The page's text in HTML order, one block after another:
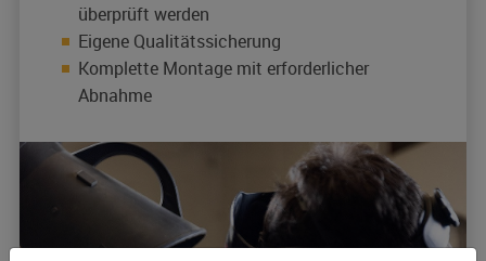
überprüft werden
Eigene Qualitätssicherung
Komplette Montage mit erforderlicher
Abnahme